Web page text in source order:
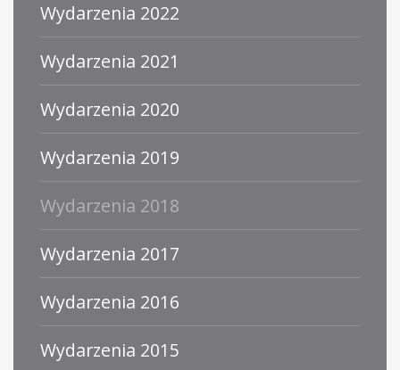
Wydarzenia 2022
Wydarzenia 2021
Wydarzenia 2020
Wydarzenia 2019
Wydarzenia 2018
Wydarzenia 2017
Wydarzenia 2016
Wydarzenia 2015